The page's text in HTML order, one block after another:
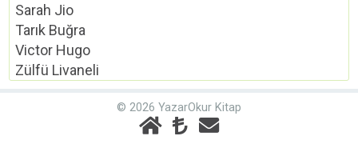
Sarah Jio
Tarık Buğra
Victor Hugo
Zülfü Livaneli
© 2026 YazarOkur Kitap